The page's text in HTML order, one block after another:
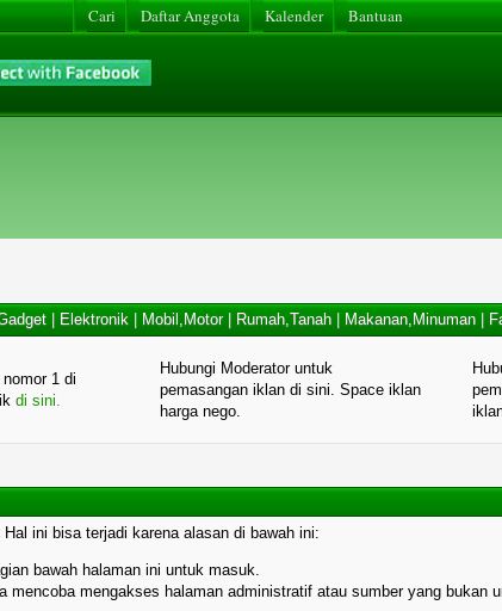
Cari Daftar Anggota Kalender Bantuan
Elektronik Mobil,Motor| Rumah,Tanah Makanan,Minuman
1 di
di sini.
Hubungi Moderator untuk
pemasangan iklan di sini. Space iklan
harga nego.
ini bisa terjadi karena alasan di bawah ini:
bawah halaman ini untuk masuk.
mengakses halaman administratif atau sumber yang bukan